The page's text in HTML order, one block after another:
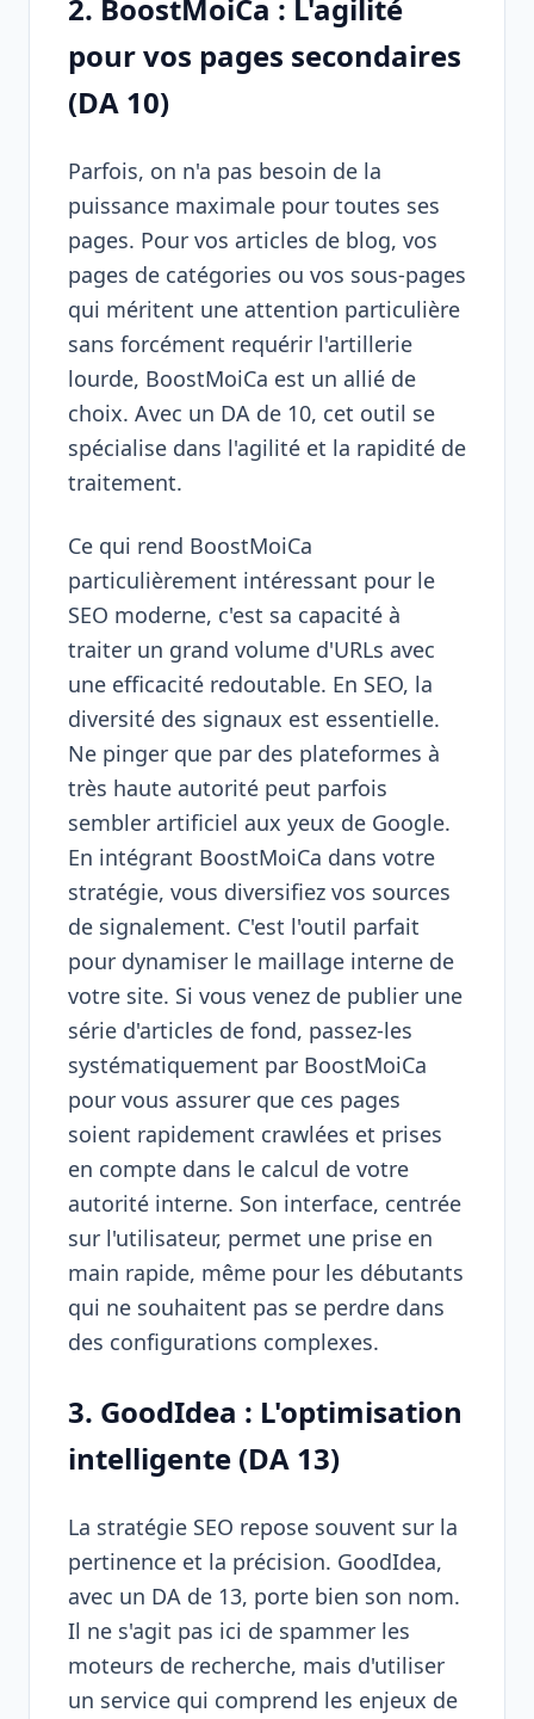
2. BoostMoiCa : L'agilité
pour vos pages secondaires
(DA 10)
Parfois, on n'a pas besoin de la
puissance maximale pour toutes ses
pages. Pour vos articles de blog, vos
pages de catégories ou vos sous-pages
qui méritent une attention particulière
sans forcément requérir l'artillerie
lourde, BoostMoiCa est un allié de
choix. Avec un DA de 10, cet outil se
spécialise dans l'agilité et la rapidité de
traitement.
Ce qui rend BoostMoiCa
particulièrement intéressant pour le
SEO moderne, c'est sa capacité à
traiter un grand volume d'URLs avec
une efficacité redoutable. En SEO, la
diversité des signaux est essentielle.
Ne pinger que par des plateformes à
très haute autorité peut parfois
sembler artificiel aux yeux de Google.
En intégrant BoostMoiCa dans votre
stratégie, vous diversifiez vos sources
de signalement. C'est l'outil parfait
pour dynamiser le maillage interne de
votre site. Si vous venez de publier une
série d'articles de fond, passez-les
systématiquement par BoostMoiCa
pour vous assurer que ces pages
soient rapidement crawlées et prises
en compte dans le calcul de votre
autorité interne. Son interface, centrée
sur l'utilisateur, permet une prise en
main rapide, même pour les débutants
qui ne souhaitent pas se perdre dans
des configurations complexes.
3. GoodIdea : L'optimisation
intelligente (DA 13)
La stratégie SEO repose souvent sur la
pertinence et la précision. GoodIdea,
avec un DA de 13, porte bien son nom.
Il ne s'agit pas ici de spammer les
moteurs de recherche, mais d'utiliser
un service qui comprend les enjeux de